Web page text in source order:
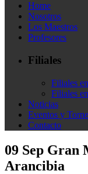
Home
Nosotros
Los Maestros
Profesores
Filiales
Filiales
Filiales
Noticias
Eventos y
Contacto
09 Sep Gran
Arancibia